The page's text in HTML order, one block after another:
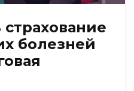
болезней